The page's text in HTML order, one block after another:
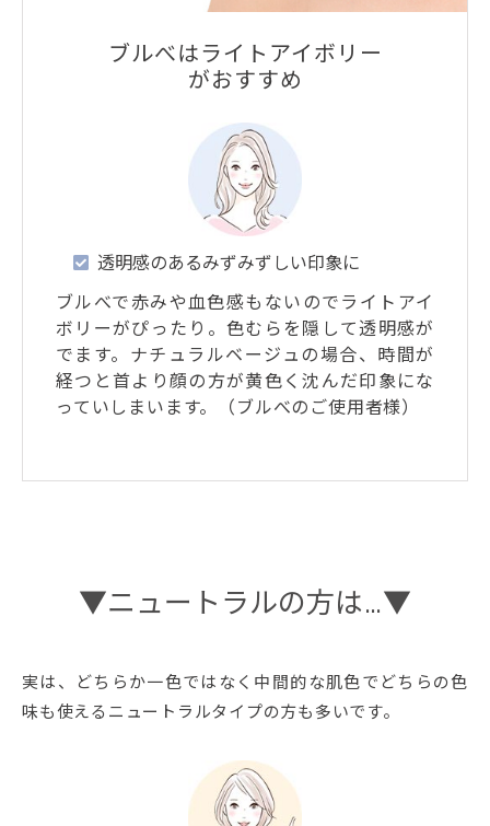
ブルべはライトアイボリー
がおすすめ
透明感のあるみずみずしい印象に
ブルべで赤みや血色感もないのでライトアイ
ボリーがぴったり。色むらを隠して透明感が
でます。ナチュラルベージュの場合、時間が
経つと首より顔の方が黄色く沈んだ印象にな
っていしまいます。（ブルべのご使用者様）
▼ニュートラルの方は…▼
実は、どちらか一色ではなく中間的な肌色でどちらの色
味も使えるニュートラルタイプの方も多いです。